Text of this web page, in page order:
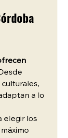
a lo
elegir los